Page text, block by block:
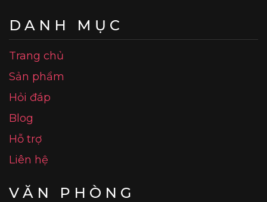
DANH MỤC
Trang chủ
Sản phẩm
Hỏi đáp
Blog
Hỗ trợ
Liên hệ
VĂN PHÒNG